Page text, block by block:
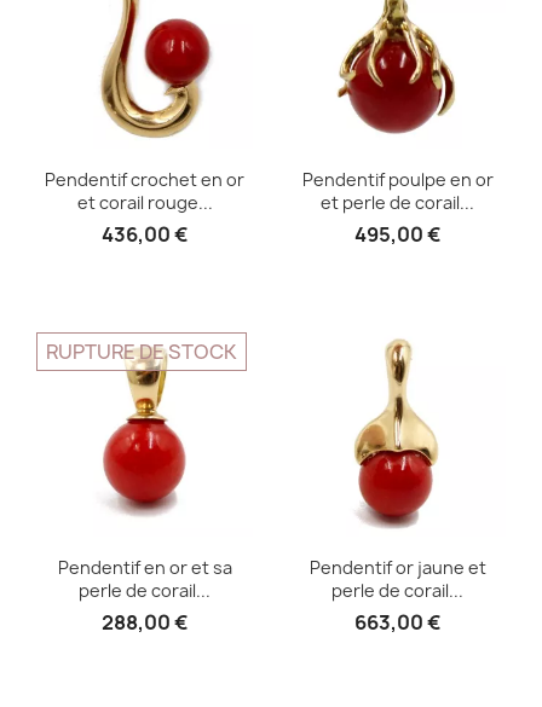
Pendentif crochet en or
et corail rouge...
436,00 €
Pendentif poulpe en or
et perle de corail...
495,00 €
Pendentif en or et sa
perle de corail...
288,00 €
RUPTURE DE STOCK
Pendentif or jaune et
perle de corail...
663,00 €